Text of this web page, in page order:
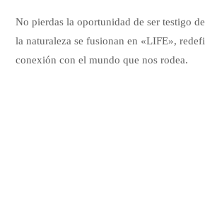
No pierdas la oportunidad de ser testigo
la naturaleza se fusionan en «LIFE»,
conexión con el mundo que nos rodea.